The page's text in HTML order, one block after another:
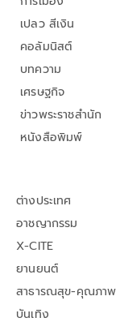
เปลว สีเงิน
คอลัมนิสต์
บทความ
เศรษฐกิจ
ข่าวพระราชสำนัก
หนังสือพิมพ์
ต่างประเทศ
อาชญากรรม
X-CITE
ยานยนต์
สาธารณสุข-คุณภา
บันเทิง